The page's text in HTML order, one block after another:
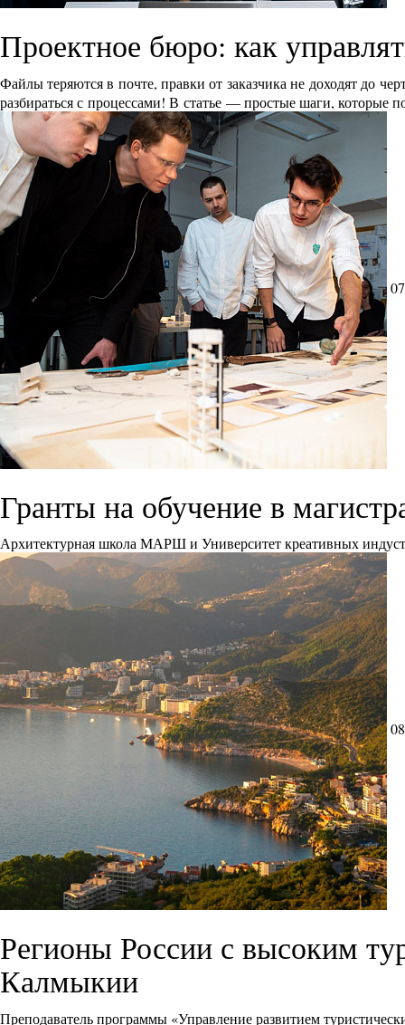
Проектное бюро: как
Файлы теряются в почте, правки от заказчика не доходят до
разбираться с процессами! В статье — простые шаги, которые
Гранты на обучение в
Архитектурная школа МАРШ и Университет креативных
Регионы России с высоким
Калмыкии
Преподаватель программы «Управление развитием